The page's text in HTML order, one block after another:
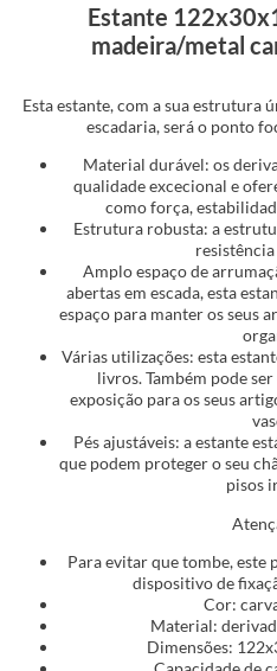
Estante
madeira/metal
Esta estante, com a sua estrutura
escadaria, será o ponto
Material durável: os
qualidade excecional e
como força,
Estrutura robusta: a
Amplo espaço de
abertas em escada, esta
espaço para manter os seus
Várias utilizações: esta
livros. Também pode
exposição para os seus
Pés ajustáveis: a estante
que podem proteger o seu
pisos
Para evitar que tombe,
dispositivo de
Cor:
Material:
Dimensões: